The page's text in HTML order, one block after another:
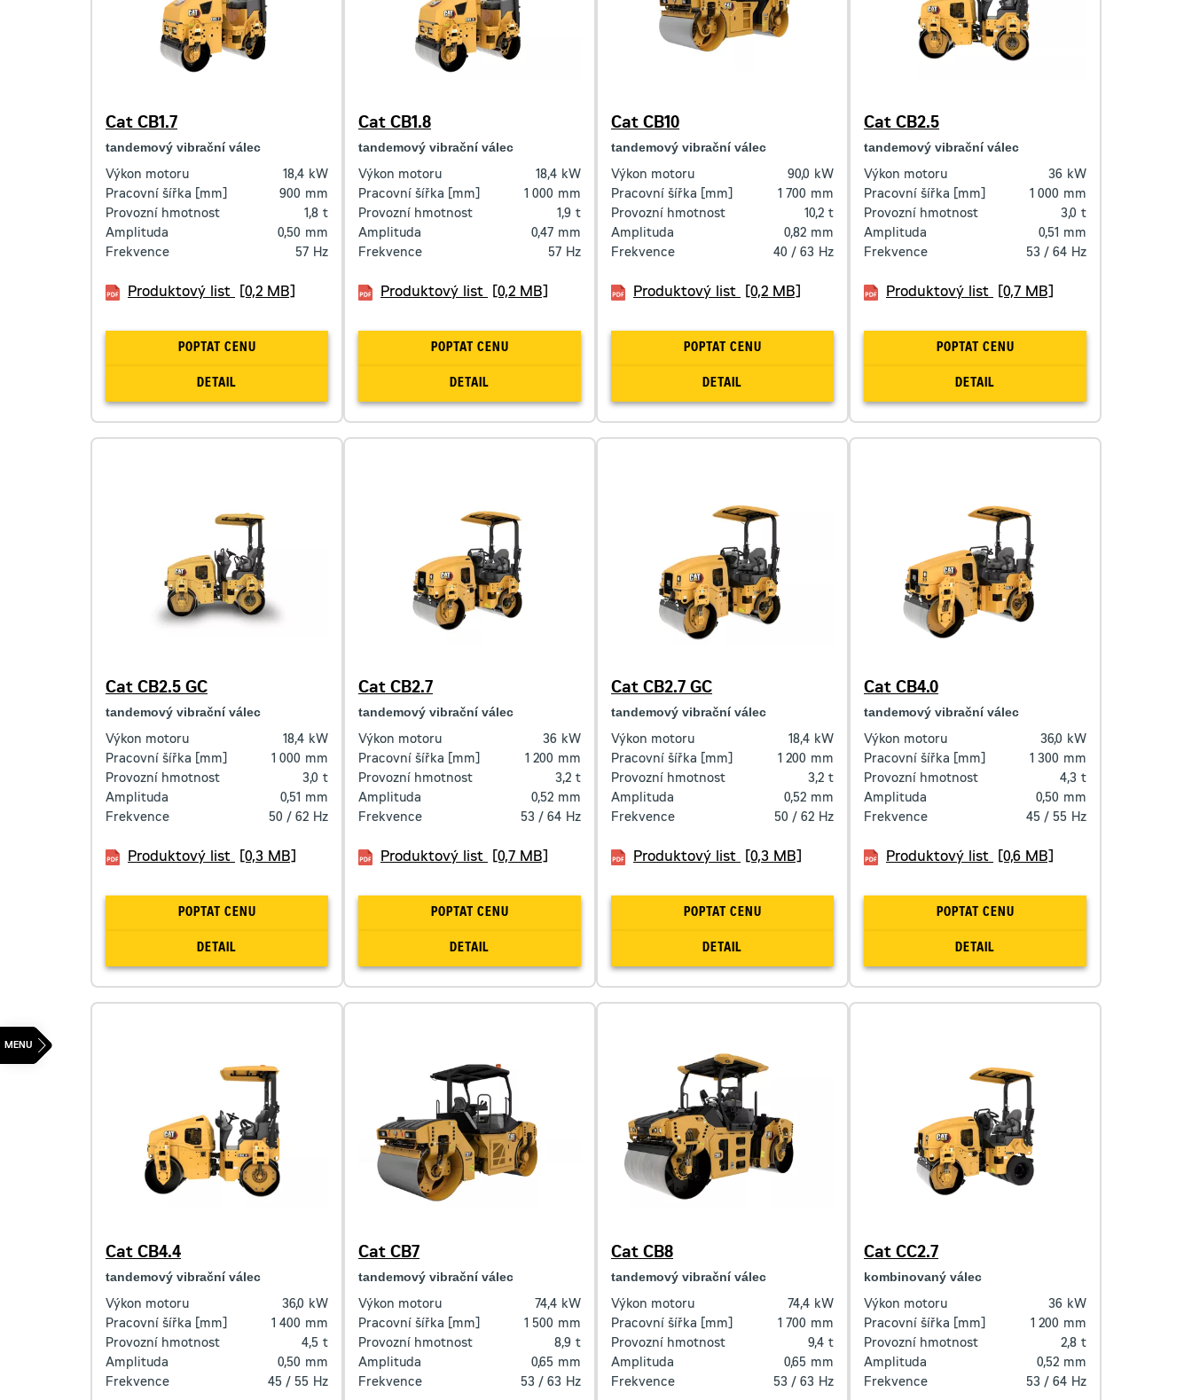
Cat CB1.7
tandemový vibrační válec
Výkon motoru 18,4 kW
Pracovní šířka [mm]
900 mm
Provozní hmotnost
1,8 t
Amplituda
0,50 mm
Frekvence
57 Hz
Produktový list [0,2 MB]
POPTAT CENU
DETAIL
Cat CB1.8
tandemový vibrační válec
Výkon motoru 18,4 kW
Pracovní šířka [mm]
1 000 mm
Provozní hmotnost
1,9 t
Amplituda
0,47 mm
Frekvence
57 Hz
Produktový list [0,2 MB]
POPTAT CENU
DETAIL
Cat CB10
tandemový vibrační válec
Výkon motoru 90,0 kW
Pracovní šířka [mm]
1 700 mm
Provozní hmotnost
10,2 t
Amplituda
0,82 mm
Frekvence
40 / 63 Hz
Produktový list [0,2 MB]
POPTAT CENU
DETAIL
Cat CB2.5
tandemový vibrační válec
Výkon motoru 36 kW
Pracovní šířka [mm]
1 000 mm
Provozní hmotnost
3,0 t
Amplituda
0,51 mm
Frekvence
53 / 64 Hz
Produktový list [0,7 MB]
POPTAT CENU
DETAIL
Cat CB2.5 GC
tandemový vibrační válec
Výkon motoru 18,4 kW
Pracovní šířka [mm]
1 000 mm
Provozní hmotnost
3,0 t
Amplituda
0,51 mm
Frekvence
50 / 62 Hz
Produktový list [0,3 MB]
POPTAT CENU
DETAIL
Cat CB2.7
tandemový vibrační válec
Výkon motoru 36 kW
Pracovní šířka [mm]
1 200 mm
Provozní hmotnost
3,2 t
Amplituda
0,52 mm
Frekvence
53 / 64 Hz
Produktový list [0,7 MB]
POPTAT CENU
DETAIL
Cat CB2.7 GC
tandemový vibrační válec
Výkon motoru 18,4 kW
Pracovní šířka [mm]
1 200 mm
Provozní hmotnost
3,2 t
Amplituda
0,52 mm
Frekvence
50 / 62 Hz
Produktový list [0,3 MB]
POPTAT CENU
DETAIL
Cat CB4.0
tandemový vibrační válec
Výkon motoru 36,0 kW
Pracovní šířka [mm]
1 300 mm
Provozní hmotnost
4,3 t
Amplituda
0,50 mm
Frekvence
45 / 55 Hz
Produktový list [0,6 MB]
POPTAT CENU
DETAIL
Cat CB4.4
tandemový vibrační válec
Výkon motoru 36,0 kW
Pracovní šířka [mm]
1 400 mm
Provozní hmotnost
4,5 t
Amplituda
0,50 mm
Frekvence
45 / 55 Hz
Cat CB7
tandemový vibrační válec
Výkon motoru 74,4 kW
Pracovní šířka [mm]
1 500 mm
Provozní hmotnost
8,9 t
Amplituda
0,65 mm
Frekvence
53 / 63 Hz
Cat CB8
tandemový vibrační válec
Výkon motoru 74,4 kW
Pracovní šířka [mm]
1 700 mm
Provozní hmotnost
9,4 t
Amplituda
0,65 mm
Frekvence
53 / 63 Hz
Cat CC2.7
kombinovaný válec
Výkon motoru 36 kW
Pracovní šířka [mm]
1 200 mm
Provozní hmotnost
2,8 t
Amplituda
0,52 mm
Frekvence
53 / 64 Hz